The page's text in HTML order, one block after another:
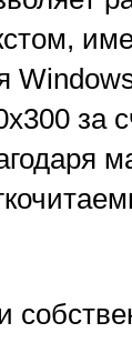
за